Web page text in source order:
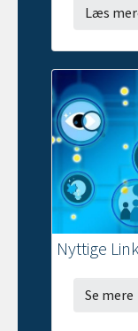
Læs
Nyttige
Se mere